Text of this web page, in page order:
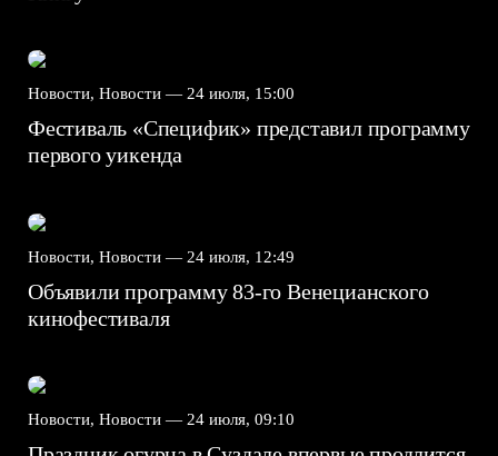
Новости, Новости — 24 июля, 15:00
Фестиваль «Специфик» представил программу
первого уикенда
Новости, Новости — 24 июля, 12:49
Объявили программу 83-го Венецианского
кинофестиваля
Новости, Новости — 24 июля, 09:10